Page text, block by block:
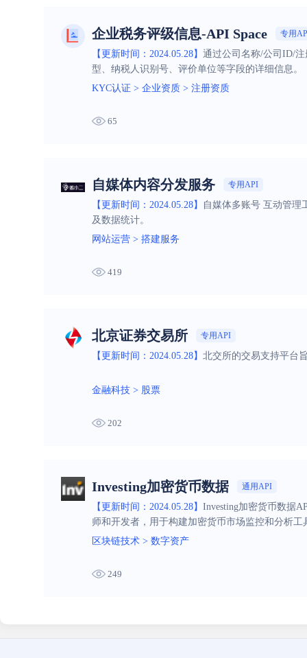
企业税务评级信息-API Space 专用
【更新时间：2024.05.28】 通过公司名称/公司ID/
型、纳税人识别号、评价单位等字段的详细信息。
KYC认证 > 企业资质 > 注册资质
65
自媒体内容分发服务 专用API
【更新时间：2024.05.28】
自媒体多账号 互动管理
及数据统计。
网站运营 > 搭建服务
419
北京证券交易所 专用API
【更新时间：2024.05.28】 北交所的交易支持平台
金融科技 > 股票
202
Investing加密货币数据 通用API
【更新时间：2024.05.28】 Investing加密货币数据
师和开发者，用于构建加密货币市场监控和分析工
区块链技术 > 数字资产
249